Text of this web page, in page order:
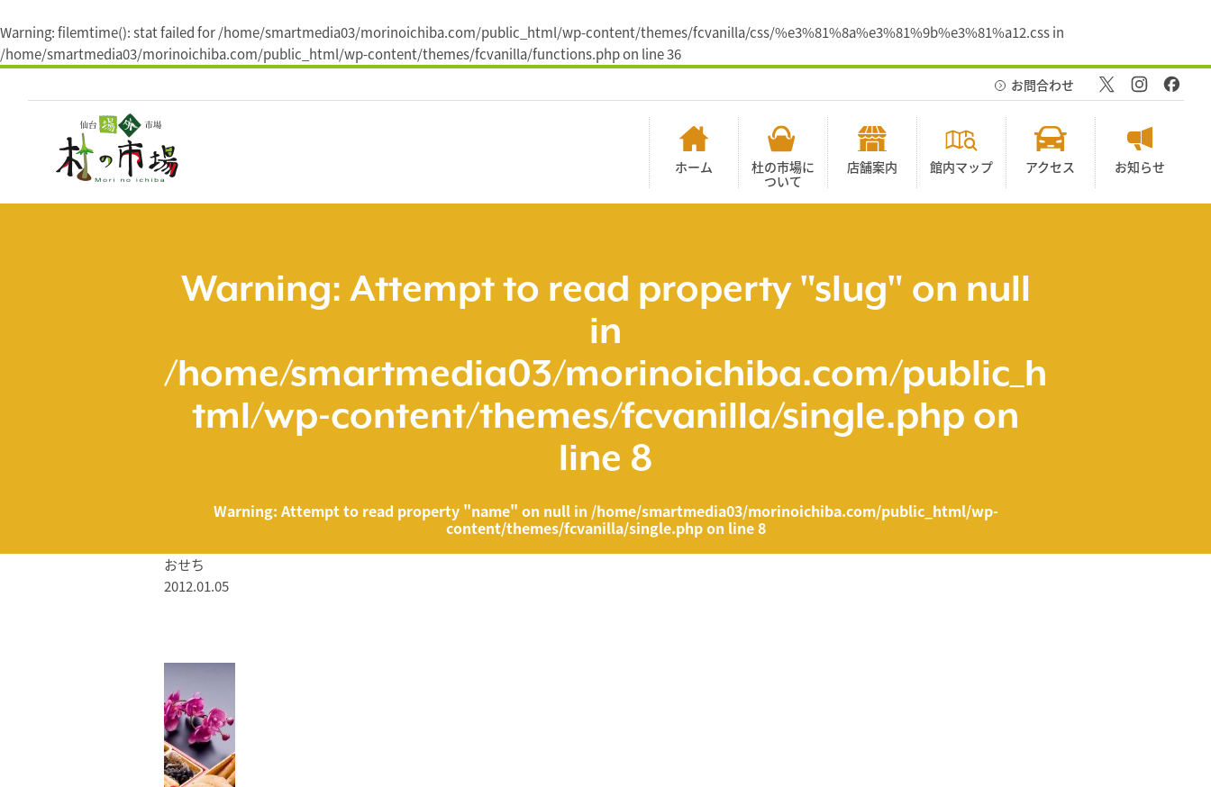
Warning: filemtime(): stat failed for /home/smartmedia03/morinoichiba.com/public_html/wp-content/themes/fcvanilla/css/%e3%81%8a%e3%81%9b%e3%81%a12.css in
/home/smartmedia03/morinoichiba.com/public_html/wp-content/themes/fcvanilla/functions.phpon line36
ス
ホーム
杜の市場に
ついて
店舗案内 館内マップ アクセス お知らせ
お問合わせ
Warning: Attempt to read property "slug" on null
in
/home/smartmedia03/morinoichiba.com/public_h
tml/wp-content/themes/fcvanilla/single.php on
line 8
Warning: Attempt to read property "name" on null in /home/smartmedia03/morinoichiba.com/public_html/wp-
content/themes/fcvanilla/single.phpon line8
おせち
2012.01.05